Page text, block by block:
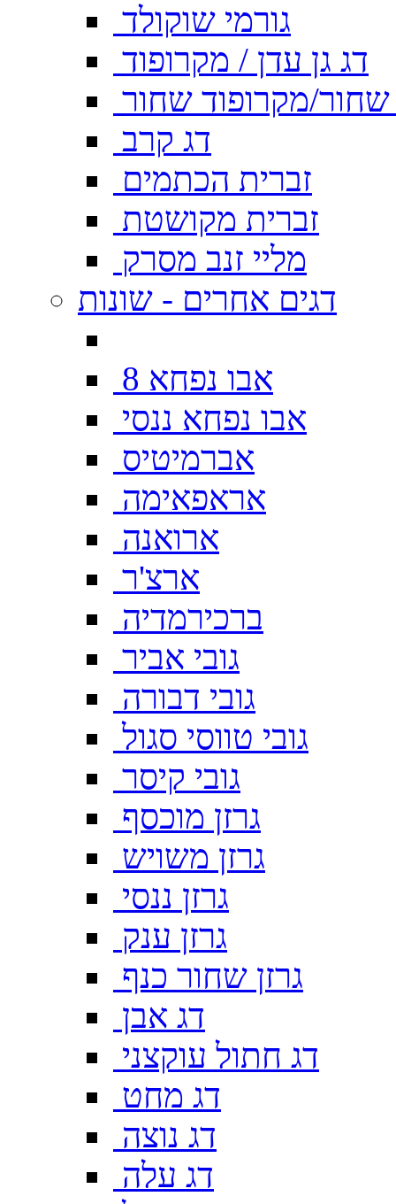
גורמי שוקולד
דג גן עדן / מקרופוד
שחור/מקרופוד שחור
דג קרב
זברית הכתמים
זברית מקושטת
מליי זנב מסרק
דגים אחרים - שונות
אבו נפחא 8
אבו נפחא ננסי
אברמיטיס
אראפאימה
ארואנה
ארצ'ר
ברכירמדיה
גובי אביר
גובי דבורה
גובי טווסי סגול
גובי קיסר
גרזן מוכסף
גרזן משויש
גרזן ננסי
גרזן ענק
גרזן שחור כנף
דג אבן
דג חתול עוקצני
דג מחט
דג נוצה
דג עלה